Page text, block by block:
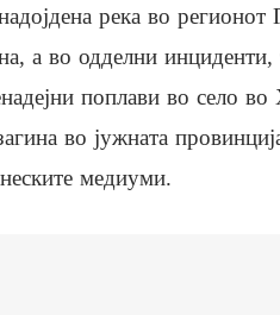
река во регионот
а во одделни инциденти,
поплави во село во
во јужната
медиуми.